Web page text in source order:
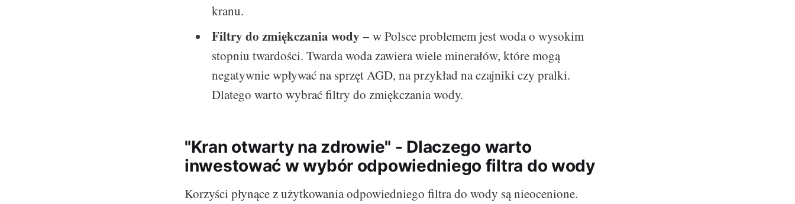
kranu.
Filtry do zmiękczania wody − w Polsce problemem jest woda o wysokim
stopniu twardości. Twarda woda zawiera wiele minerałów, które mogą
negatywnie wpływać na sprzęt AGD, na przykład na czajniki czy pralki.
Dlatego warto wybrać filtry do zmiękczania wody.
"Kran otwarty na zdrowie" - Dlaczego warto
inwestować w wybór odpowiedniego filtra do wody
Korzyści płynące z użytkowania odpowiedniego filtra do wody są nieocenione.